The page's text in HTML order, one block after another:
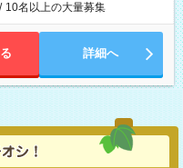
/ 10名以上の大量募集
詳細へ